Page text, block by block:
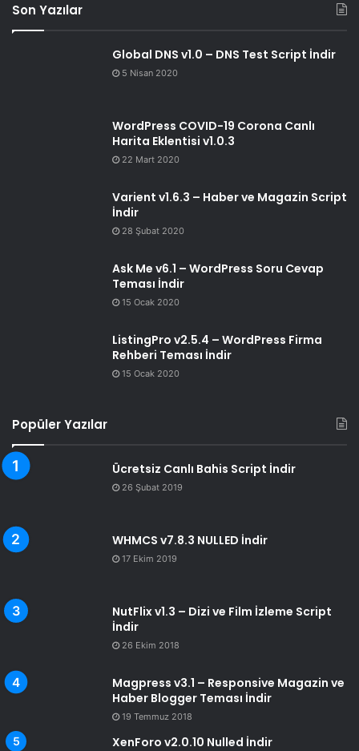
Son Yazılar
Global DNS v1.0 – DNS Test Script İndir
5 Nisan 2020
WordPress COVID-19 Corona Canlı
Harita Eklentisi v1.0.3
22 Mart 2020
Varient v1.6.3 – Haber ve Magazin Script
İndir
28 Şubat 2020
Ask Me v6.1 – WordPress Soru Cevap
Teması İndir
15 Ocak 2020
ListingPro v2.5.4 – WordPress Firma
Rehberi Teması İndir
15 Ocak 2020
Popüler Yazılar
Ücretsiz Canlı Bahis Script İndir
26 Şubat 2019
WHMCS v7.8.3 NULLED İndir
17 Ekim 2019
NutFlix v1.3 – Dizi ve Film İzleme Script
İndir
26 Ekim 2018
Magpress v3.1 – Responsive Magazin ve
Haber Blogger Teması İndir
19 Temmuz 2018
XenForo v2.0.10 Nulled İndir